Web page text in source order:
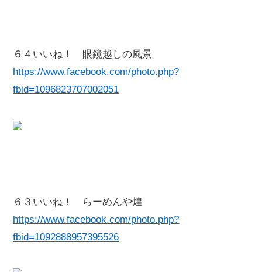
６４いいね！ 眼鏡越しの風景
https://www.facebook.com/photo.php?
fbid=1096823707002051
６３いいね！ らーめんや煌
https://www.facebook.com/photo.php?
fbid=1092888957395526